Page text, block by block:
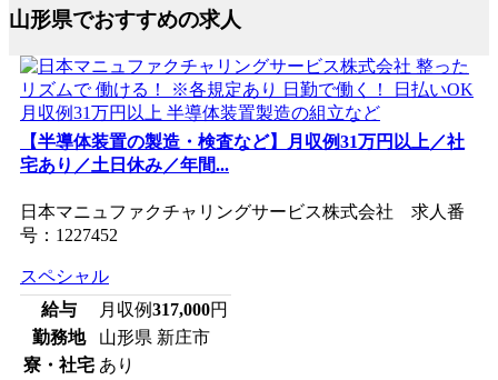
山形県でおすすめの求人
【半導体装置の製造・検査など】月収例31万円以上／社
宅あり／土日休み／年間...
日本マニュファクチャリングサービス株式会社 求人番
号：1227452
スペシャル
給与
月収例317,000円
勤務地
山形県 新庄市
寮・社宅 あり